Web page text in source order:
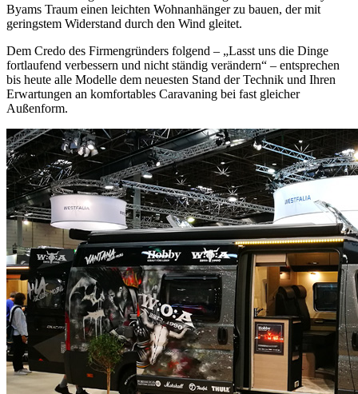
Byams Traum einen leichten Wohnanhänger zu bauen, der mit
geringstem Widerstand durch den Wind gleitet.
Dem Credo des Firmengründers folgend – „Lasst uns die Dinge
fortlaufend verbessern und nicht ständig verändern“ – entsprechen
bis heute alle Modelle dem neuesten Stand der Technik und Ihren
Erwartungen an komfortables Caravaning bei fast gleicher
Außenform.